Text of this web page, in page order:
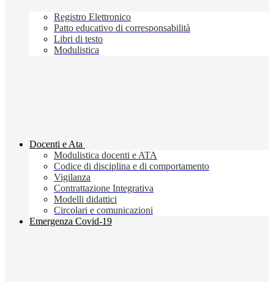
Registro Elettronico
Patto educativo di corresponsabilità
Libri di testo
Modulistica
Docenti e Ata
Modulistica docenti e ATA
Codice di disciplina e di comportamento
Vigilanza
Contrattazione Integrativa
Modelli didattici
Circolari e comunicazioni
Emergenza Covid-19